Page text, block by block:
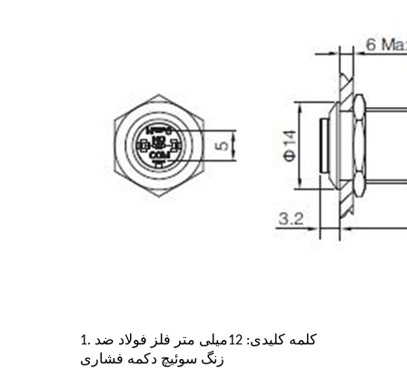
1. کلمه کلیدی: 1 2 میلی متر فلز فولاد ضد
زنگ سوئیچ دکمه فشاری